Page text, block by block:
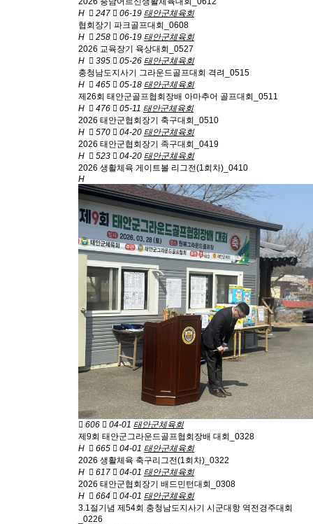
H
247 06-19 태안군체육회
협회장기 파크골프대회_0608
H
258 06-19 태안군체육회
2026 교육장기 육상대회_0527
H
395 05-26 태안군체육회
충청남도지사기 그라운드골프대회 격려_0515
H
465 05-18 태안군체육회
제26회 태안군골프협회장배 아마추어 골프대회_0511
H
476 05-11 태안군체육회
2026 태안군협회장기 축구대회_0510
H
570 04-20 태안군체육회
2026 태안군협회장기 족구대회_0419
H
523 04-20 태안군체육회
2026 생활체육 게이트볼 리그전(1회차)_0410
H
606 04-01 태안군체육회
제9회 태안군그라운드골프협회장배 대회_0328
H
665 04-01 태안군체육회
2026 생활체육 축구리그전(1회차)_0322
H
617 04-01 태안군체육회
2026 태안군협회장기 배드민턴대회_0308
H
664 04-01 태안군체육회
3.1절기념 제54회 충청남도지사기 시군대항 역전경주대회
_0226